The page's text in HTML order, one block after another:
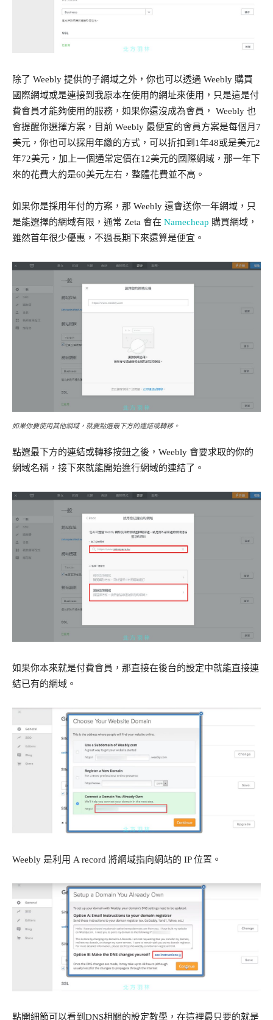
除了 Weebly 提供的子網域之外，你也可以透過 Weebly 購買
國際網域或是連接到我原本在使用的網址來使用，只是這是付
費會員才能夠使用的服務，如果你還沒成為會員， Weebly 也
會提醒你選擇方案，目前 Weebly 最便宜的會員方案是每個月7
美元，你也可以採用年繳的方式，可以折扣到1年48或是美元2
年72美元，加上一個通常定價在12美元的國際網域，那一年下
來的花費大約是60美元左右，整體花費並不高。
如果你是採用年付的方案，那 Weebly 還會送你一年網域，只
是能選擇的網域有限，通常 Zeta 會在 Namecheap 購買網域，
雖然首年很少優惠，不過長期下來還算是便宜。
如果你要使用其他網域，就要點選最下方的連結或轉移。
點選最下方的連結或轉移按鈕之後，Weebly 會要求取的你的
網域名稱，接下來就能開始進行網域的連結了。
如果你本來就是付費會員，那直接在後台的設定中就能直接連
結已有的網域。
Weebly 是利用 A record 將網域指向網站的 IP 位置。
點開細節可以看到DNS相關的設定教學，在這裡最只要的就是